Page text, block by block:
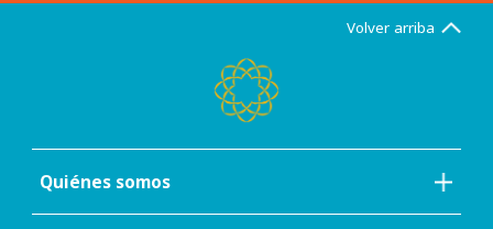
Volver arriba
Quiénes somos